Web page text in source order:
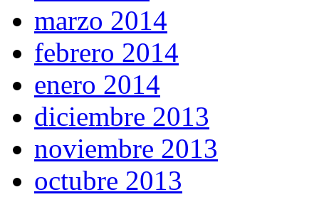
marzo 2014
febrero 2014
enero 2014
diciembre 2013
noviembre 2013
octubre 2013